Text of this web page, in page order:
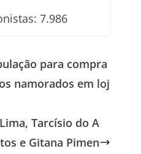
7.986
para compra
namorados em loj
Tarcísio do A
e Gitana Pimen